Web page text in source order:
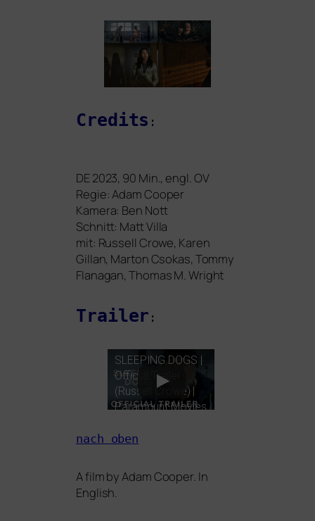
Credits :
DE2023, 90 Min., engl.OV
Regie: Adam Cooper
Kamera: Ben Nott
Schnitt: Matt Villa
mit: Russell Crowe, Karen
Gillan, Marton Csokas, Tommy
Flanagan, Thomas M. Wright
Trailer :
SLEEPING DOGS
Official Trailer
(Russell Crowe) |
Paramount Movies
nach oben
A film by Adam Cooper. In
English.